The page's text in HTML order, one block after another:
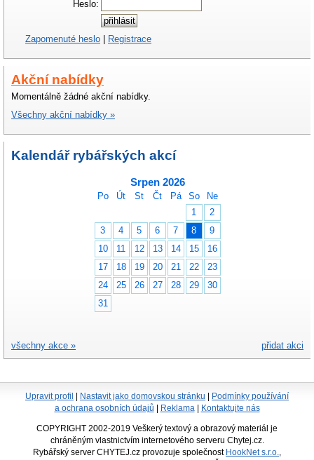
Heslo:
Zapomenuté heslo Registrace
Akční nabídky
Momentálně žádné akční nabídky.
Všechny akční nabídky »
Kalendář rybářských akcí
Srpen 2026
Po Út St Čt Pá So
Ne
1
2
3
4 5 6 7 8
9
10
11 12 13 14 15
16
17
18 19 20 21 22
23
24
25 26 27 28 29
30
31
přidat akci
všechny akce »
Upravit profil Nastavit jako domovskou stránku
Podmínky používání
a ochrana osobních údajů
Reklama Kontaktujte nás
COPYRIGHT 2002-2019 Veškerý textový a obrazový materiál je
chráněným vlastnictvím internetového serveru Chytej.cz.
Rybářský server CHYTEJ.cz provozuje společnost HookNet s.r.o.